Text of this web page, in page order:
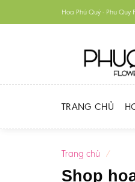
to
Hoa Phú Quý - Phu Quy
TRANG CHỦ
Trang chủ /
Shop